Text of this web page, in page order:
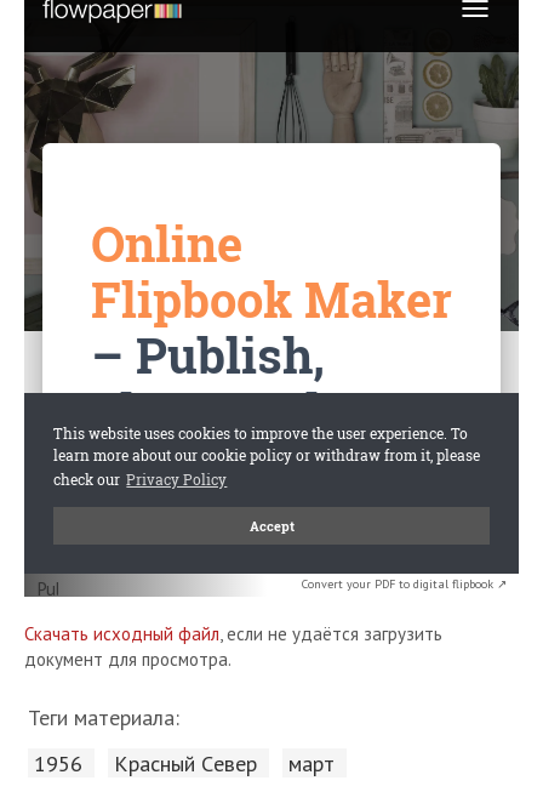
Convert your PDF to digital flipbook ↗
Скачать исходный файл, если не удаётся загрузить
документ для просмотра.
Теги материала:
1956 Красный Cевер март